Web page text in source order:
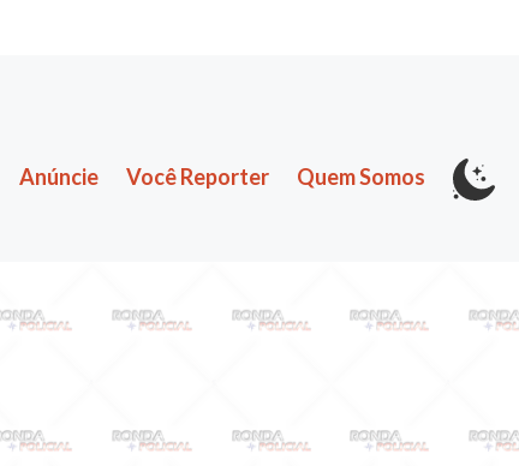
Anúncie Você Reporter Quem Somos